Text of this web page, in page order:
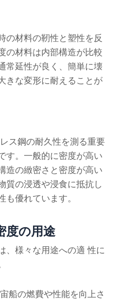
の材料の靭性と塑性を反
の材料は内部構造が比較
常延性が良く、簡単に壊
きな変形に耐えることが
ス鋼の耐久性を測る重要
す。一般的に密度が高い
造の緻密さと密度が高い
質の浸透や浸食に抵抗し
も優れています。
度の用途
、様々な用途への適 性に
船の燃費や性能を向上さ